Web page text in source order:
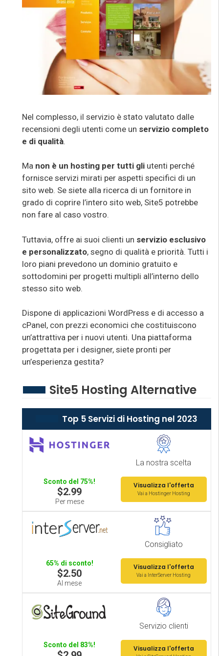
Nel complesso, il servizio è stato valutato dalle
recensioni degli utenti come un servizio completo
e di qualità.
Ma non è un hosting per tutti gli utenti perché
fornisce servizi mirati per aspetti specifici di un
sito web. Se siete alla ricerca di un fornitore in
grado di coprire l’intero sito web, Site5 potrebbe
non fare al caso vostro.
Tuttavia, offre ai suoi clienti un servizio esclusivo
e personalizzato, segno di qualità e priorità. Tutti i
loro piani prevedono un dominio gratuito e
sottodomini per progetti multipli all’interno dello
stesso sito web.
Dispone di applicazioni WordPress e di accesso a
cPanel, con prezzi economici che costituiscono
un’attrattiva per i nuovi utenti. Una piattaforma
progettata per i designer, siete pronti per
un’esperienza gestita?
Site5 Hosting Alternative
Top 5 Servizi di Hosting nel 2023
La nostra scelta
Sconto del 75%!
$2.99
Per mese
Visualizza l'offerta
Vai a Hostinger Hosting
Consigliato
65% di sconto!
$2.50
Al mese
Visualizza l'offerta
Vai a InterServer Hosting
Servizio clienti
Sconto del 83%! Visualizza l'offerta